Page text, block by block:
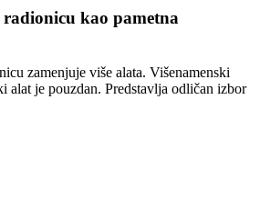
kao pametna
zamenjuje više alata. Višenamenski
alat je pouzdan. Predstavlja odličan izbor